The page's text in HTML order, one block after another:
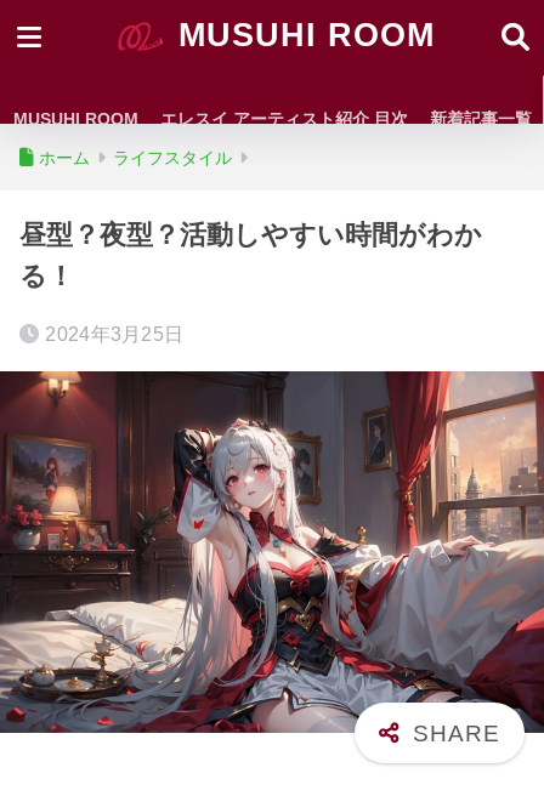
MUSUHI ROOM
MUSUHI ROOM エレスイ アーティスト紹介 目次 新着記事一覧
ホーム ライフスタイル
昼型？夜型？活動しやすい時間がわか
る！
2024年3月25日